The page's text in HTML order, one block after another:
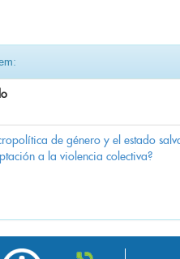
de género y el estado
a la violencia colectiva?